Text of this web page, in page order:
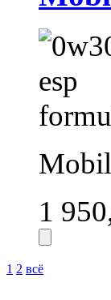
Mobil
1
1 2 всё